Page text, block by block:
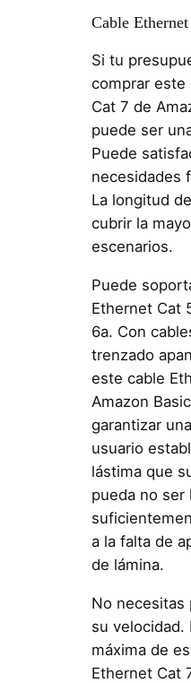
Cable
Si tu
comprar este
Cat 7 de
puede ser
Puede
necesidades
La longitud
cubrir la
escenarios.
Puede
Ethernet Cat
6a. Con
trenzado
este cable
Amazon
garantizar
usuario
lástima que
pueda no ser
a la falta de
de lámina.
No necesitas
su velocidad.
máxima de
Ethernet Cat